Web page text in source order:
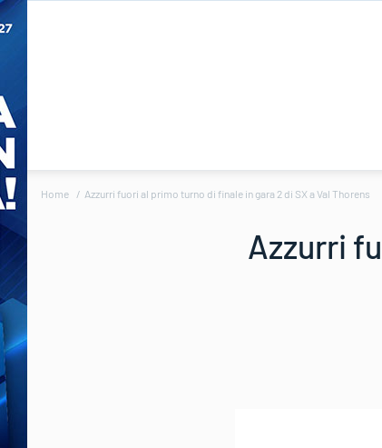
Home Azzurri fuori al primo turno di finale in gara 2 di SX a Val Thorens
Azzurri